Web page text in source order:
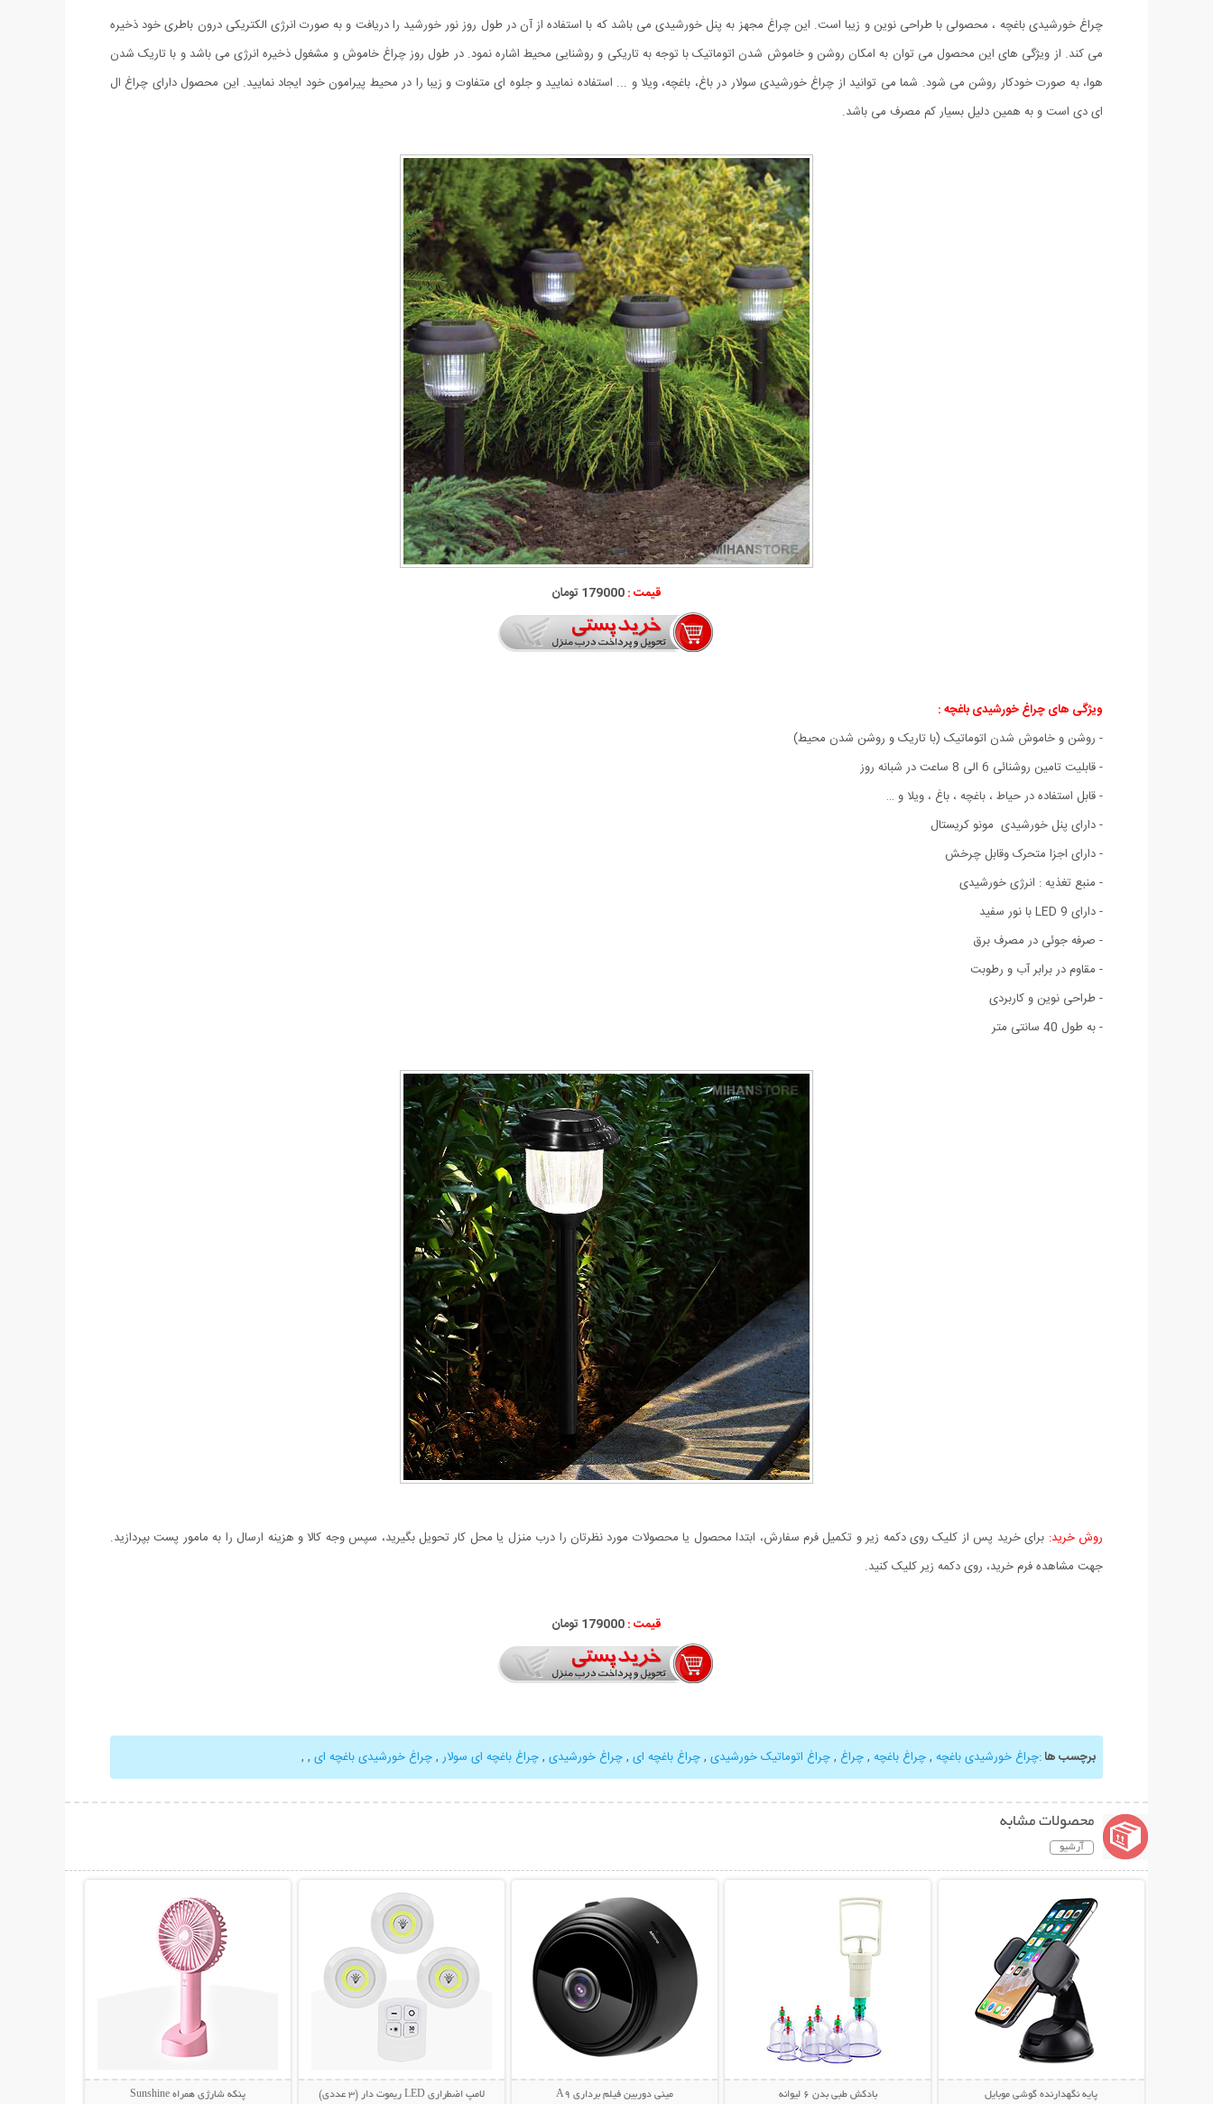
چراغ خورشیدی باغچه ، محصولی با طراحی نوین و زیبا است. این چراغ مجهز به پنل خورشیدی می باشد که با استفاده از آن در طول روز نور خورشید را دریافت و به صورت انرژی الکتریکی درون باطری خود ذخیره
می کند. از ویژگی های این محصول می توان به امکان روشن و خاموش شدن اتوماتیک با توجه به تاریکی و روشنایی محیط اشاره نمود. در طول روز چراغ خاموش و مشغول ذخیره انرژی می باشد و با تاریک شدن
هوا، به صورت خودکار روشن می شود. شما می توانید از چراغ خورشیدی سولار در باغ، باغچه، ویلا و ... استفاده نمایید و جلوه ای متفاوت و زیبا را در محیط پیرامون خود ایجاد نمایید. این محصول دارای چراغ ال
ای دی است و به همین دلیل بسیار کم مصرف می باشد.
قیمت :179000 تومان
ویژگی های چراغ خورشیدی باغچه :
- روشن و خاموش شدن اتوماتیک (با تاریک و روشن شدن محیط)
- قابلیت تامین روشنائی 6 الی 8 ساعت در شبانه روز
- قابل استفاده در حیاط ، باغچه ، باغ ، ویلا و …
- دارای پنل خورشیدی مونو کریستال
- دارای اجزا متحرک وقابل چرخش
- منبع تغذیه : انرژی خورشیدی
- دارای 9 LED با نور سفید
- صرفه جوئی در مصرف برق
- مقاوم در برابر آب و رطوبت
- طراحی نوین و کاربردی
- به طول 40 سانتی متر
روش خرید: برای خرید پس از کلیک روی دکمه زیر و تکمیل فرم سفارش، ابتدا محصول یا محصولات مورد نظرتان را درب منزل یا محل کار تحویل بگیرید، سپس وجه کالا و هزینه ارسال را به مامور پست بپردازید.
جهت مشاهده فرم خرید، روی دکمه زیر کلیک کنید.
قیمت :179000 تومان
برچسب ها:چراغ خورشیدی باغچه ,چراغ باغچه ,چراغ ,چراغ اتوماتیک خورشیدی ,چراغ باغچه ای ,چراغ خورشیدی ,چراغ باغچه ای سولار ,چراغ خورشیدی باغچه ای ,
,
محصولات مشابه
آرشیو
پایه نگهدارنده گوشی موبایل بادکش طبی بدن 6 لیوانه مینی دوربین فیلم برداری A9 لامپ اضطراری LED ریموت دار (3 عددی) پنکه شارژی همراه Sunshine